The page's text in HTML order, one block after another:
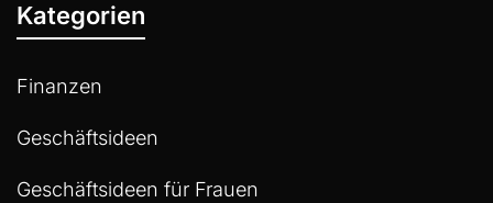
Kategorien
Finanzen
Geschäftsideen
Geschäftsideen für Frauen